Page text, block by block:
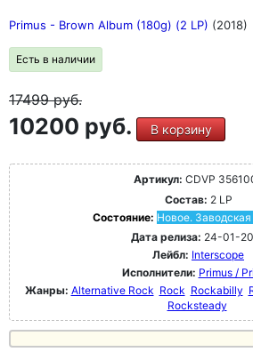
Primus - Brown Album (180g) (2 LP) (2018)
Есть в наличии
17499руб.
10200 руб. В корзину
Артикул: CDVP
Состав: 2 LP
Состояние: Новое. Заводская
Дата релиза: 24-01-
Лейбл: Interscope
Исполнители: Primus /
Жанры: Alternative Rock Rock Rockabilly
Rocksteady